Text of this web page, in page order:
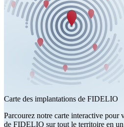
Carte des implantations de FIDELIO
Parcourez notre carte interactive pour
de FIDELIO sur tout le territoire en